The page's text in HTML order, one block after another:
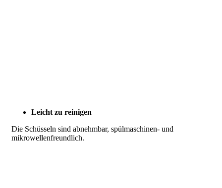
Leicht zu reinigen
Die Schüsseln sind abnehmbar, spülmaschinen- und
mikrowellenfreundlich.